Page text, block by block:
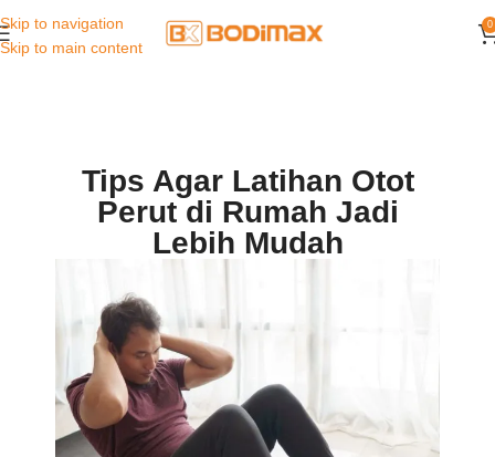
Skip to navigation
Skip to main content
0
Tips Agar Latihan Otot
Perut di Rumah Jadi
Lebih Mudah